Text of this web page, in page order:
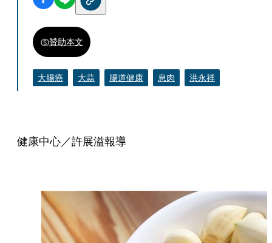
贊助本文
大腸癌 大蒜 腸道健康 息肉 洪永祥
健康中心／許展溢報導